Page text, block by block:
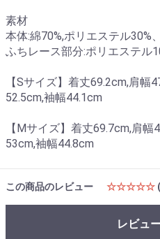
素材
本体:綿70%,ポリエステル30%
ふちレース部分:ポリエステル
【Sサイズ】着丈69.2cm,肩幅
52.5cm,袖幅44.1cm
【Mサイズ】着丈69.7cm,肩
53cm,袖幅44.8cm
この商品のレビュー ☆☆☆☆☆
レビュ